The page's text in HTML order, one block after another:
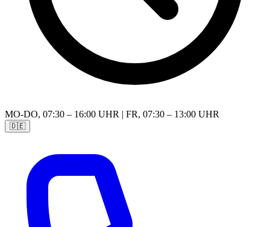
MO-DO, 07:30 – 16:00 UHR | FR, 07:30 – 13:00 UHR
🇩🇪